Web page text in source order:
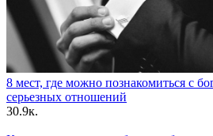
8 мест, где можно познакомиться с
серьезных отношений
30.9к.